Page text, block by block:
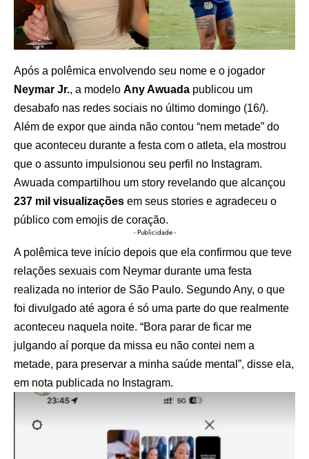
Após a polêmica envolvendo seu nome e o jogador
Neymar Jr., a modelo Any Awuada publicou um
desabafo nas redes sociais no último domingo (16/).
Além de expor que ainda não contou “nem metade” do
que aconteceu durante a festa com o atleta, ela mostrou
que o assunto impulsionou seu perfil no Instagram.
Awuada compartilhou um story revelando que alcançou
237 mil visualizações em seus stories e agradeceu o
público com emojis de coração.
- Publicidade -
A polêmica teve início depois que ela confirmou que teve
relações sexuais com Neymar durante uma festa
realizada no interior de São Paulo. Segundo Any, o que
foi divulgado até agora é só uma parte do que realmente
aconteceu naquela noite. “Bora parar de ficar me
julgando aí porque da missa eu não contei nem a
metade, para preservar a minha saúde mental”, disse ela,
em nota publicada no Instagram.